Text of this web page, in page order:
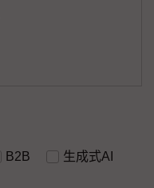
B2B
生成式AI